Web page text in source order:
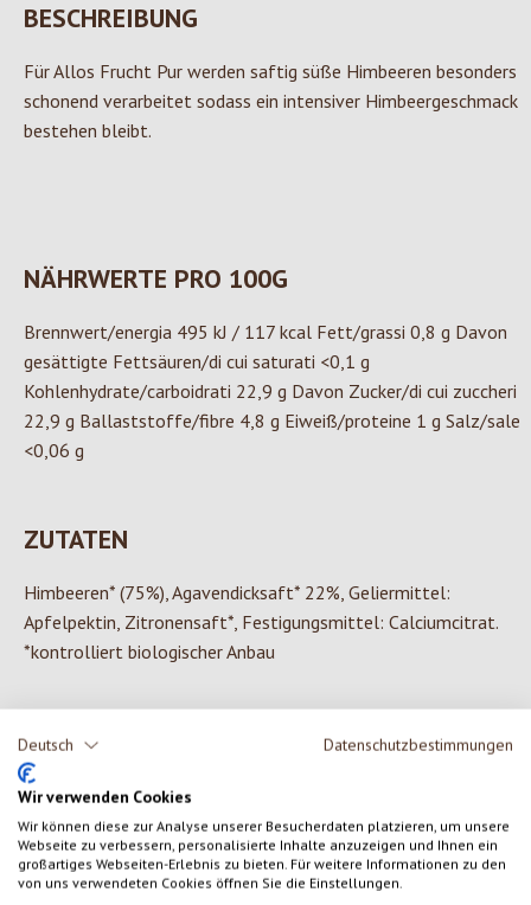
Deutsch Datenschutzbestimmungen
Wir verwenden Cookies
Wir können diese zur Analyse unserer Besucherdaten platzieren, um unsere
Webseite zu verbessern, personalisierte Inhalte anzuzeigen und Ihnen ein
großartiges Webseiten-Erlebnis zu bieten. Für weitere Informationen zu den
von uns verwendeten Cookies öffnen Sie die Einstellungen.
BESCHREIBUNG
Für Allos Frucht Pur werden saftig süße Himbeeren besonders
schonend verarbeitet sodass ein intensiver Himbeergeschmack
bestehen bleibt.
NÄHRWERTE PRO 100G
Brennwert/energia 495 kJ / 117 kcal Fett/grassi 0,8 g Davon
gesättigte Fettsäuren/di cui saturati <0,1 g
Kohlenhydrate/carboidrati 22,9 g Davon Zucker/di cui zuccheri
22,9 g Ballaststoffe/fibre 4,8 g Eiweiß/proteine 1 g Salz/sale
<0,06 g
ZUTATEN
Himbeeren* (75%), Agavendicksaft* 22%, Geliermittel:
Apfelpektin, Zitronensaft*, Festigungsmittel: Calciumcitrat.
*kontrolliert biologischer Anbau
0 von 0 Bewertungen
Durchschnittliche Bewertung von 0 von 5 Sternen
Gib eine Bewertung ab!
Teile deine Erfahrungen mit dem Produkt mit anderen Kunden.